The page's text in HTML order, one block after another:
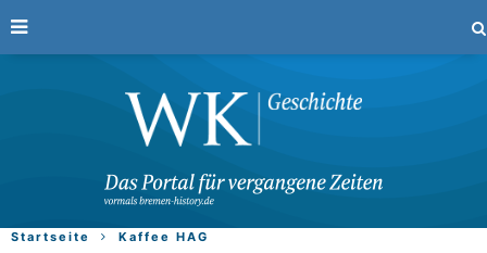
Startseite Kaffee HAG